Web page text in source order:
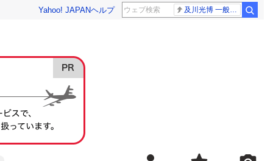
Yahoo! JAPANヘルプ 及川光博 一般女性